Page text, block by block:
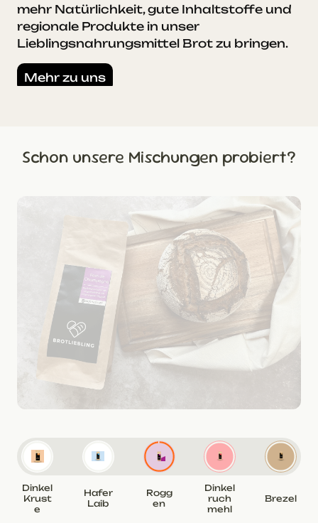
mehr Natürlichkeit, gute Inhaltstoffe und
regionale Produkte in unser
Lieblingsnahrungsmittel Brot zu bringen.
Mehr zu uns
Schon unsere Mischungen probiert?
Dinkel
Krust
e
Hafer
Laib
Rogg
en
Dinkel
ruch
mehl
Brezel